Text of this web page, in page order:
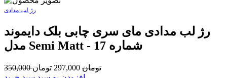
رژ لب مدادی
رژ لب مدادی مای سری چابی بلک دایموند
مدل Semi Matt - شماره 17
350,000 تومان 297,000 تومان